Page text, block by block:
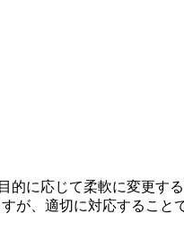
に応じて柔軟に変更す
が、適切に対応すること